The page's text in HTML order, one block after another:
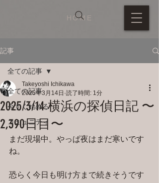
HOME
記事
全ての記事
今すぐ始める
コミュニティ
全ての記事
2025/3/14 横浜の探偵日記 〜
2,390日目〜
Takeyoshi Ichikawa
2025年3月14日 読了時間: 1分
まだ現場中。やっぱ夜はまだ寒いです
ね。
恐らく今日も明け方まで続きそうです